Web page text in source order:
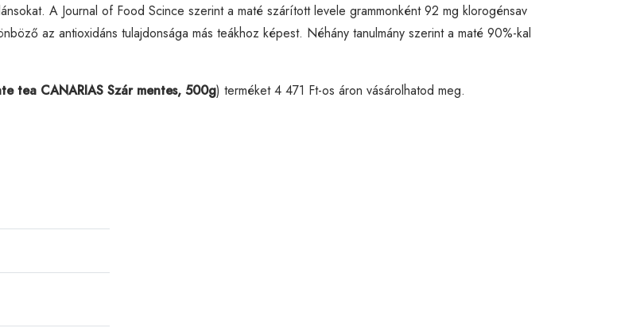
A Journal of Food Scince szerint a maté szárított levele grammonként 92 mg klorogénsav
az antioxidáns tulajdonsága más teákhoz képest. Néhány tanulmány szerint a maté 90%-kal
tea CANARIAS Szár mentes, 500g) terméket 4 471 Ft-os áron vásárolhatod meg.